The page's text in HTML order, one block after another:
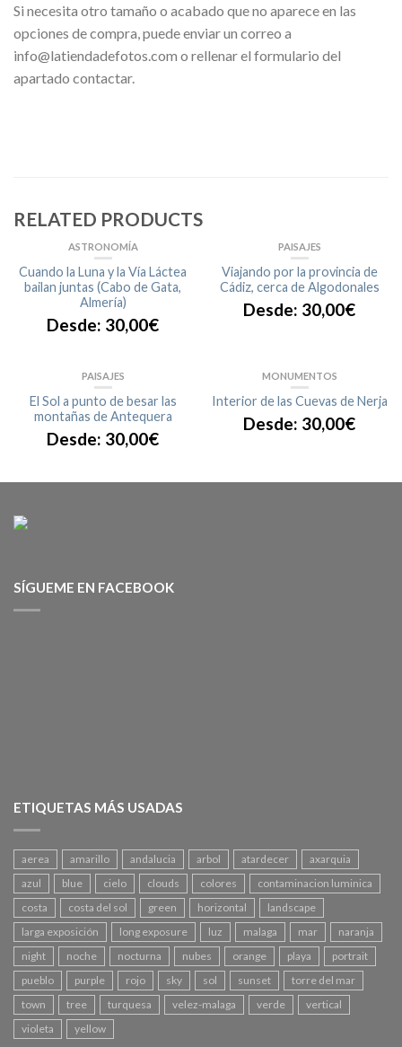
Si necesita otro tamaño o acabado que no aparece en las
opciones de compra, puede enviar un correo a
info@latiendadefotos.com o rellenar el formulario del
apartado contactar.
RELATED PRODUCTS
ASTRONOMÍA
Cuando la Luna y la Vía Láctea
bailan juntas (Cabo de Gata,
Almería)
Desde: 30,00€
PAISAJES
Viajando por la provincia de
Cádiz, cerca de Algodonales
Desde: 30,00€
PAISAJES
El Sol a punto de besar las
montañas de Antequera
Desde: 30,00€
MONUMENTOS
Interior de las Cuevas de Nerja
Desde: 30,00€
SÍGUEME EN FACEBOOK
ETIQUETAS MÁS USADAS
aerea amarillo andalucia arbol atardecer
axarquia
azul
blue cielo clouds colores
contaminacion luminica
costa
costa del sol green horizontal
landscape
larga exposición
long exposure luz malaga mar
naranja
night
noche nocturna nubes orange playa
portrait
pueblo
purple rojo sky sol sunset
torre del mar
town
tree turquesa velez-malaga verde
vertical
violeta
yellow